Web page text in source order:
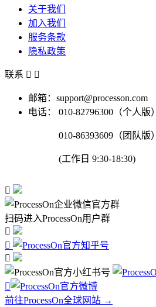
关于我们
加入我们
服务条款
隐私政策
联系  
邮箱：support@processon.com
电话：
010-82796300（个人版）
010-86393609（团队版）
(工作日 9:30-18:30)

扫码进入ProcessOn用户群




前往ProcessOn全球网站 →